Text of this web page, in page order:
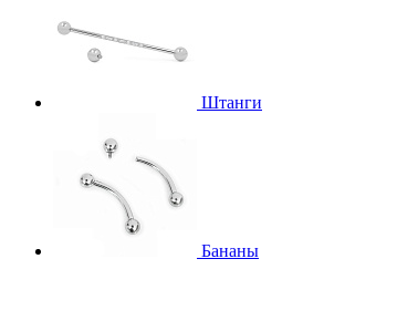
Штанги
Бананы